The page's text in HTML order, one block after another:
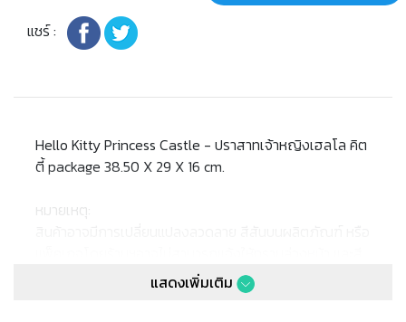
แชร์ :
Hello Kitty Princess Castle - ปราสาทเจ้าหญิงเฮลโล คิต
ตี้ package 38.50 X 29 X 16 cm.
หมายเหตุ:
ของผลิตภัณฑ์ที่แสดงบนเว็บไซต์อาจมีความแตกต่างกันจาก
การตั้งค่าการแสดงผลสีของแต่ละหน้าจอ
แสดงเพิ่มเติม